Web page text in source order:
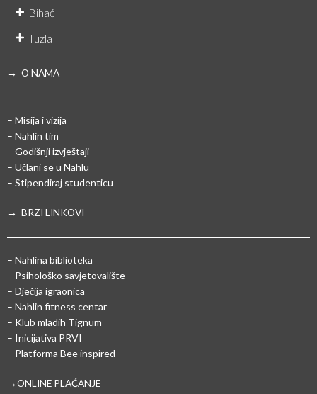
Bihać
Tuzla
→ O NAMA
– Misija i vizija
– Nahlin tim
– Godišnji izvještaji
– Učlani se u Nahlu
– Stipendiraj studenticu
→ BRZI LINKOVI
– Nahlina biblioteka
– Psihološko savjetovalište
– Dječija igraonica
– Nahlin fitness centar
– Klub mladih Tignum
– Inicijativa PRVI
– Platforma Bee inspired
→ONLINE PLAĆANJE